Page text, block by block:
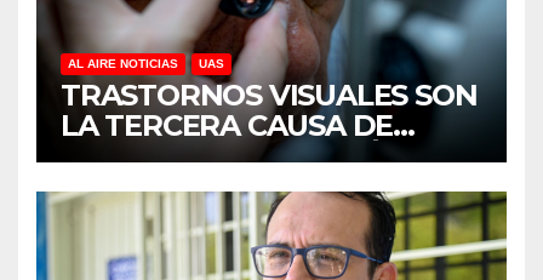
AL AIRE NOTICIAS UAS
TRASTORNOS VISUALES SON
LA TERCERA CAUSA DE
DISCAPACIDAD EN MÉXICO,
REVELA ESTUDIO DEL
CIDOCS DE LA UAS